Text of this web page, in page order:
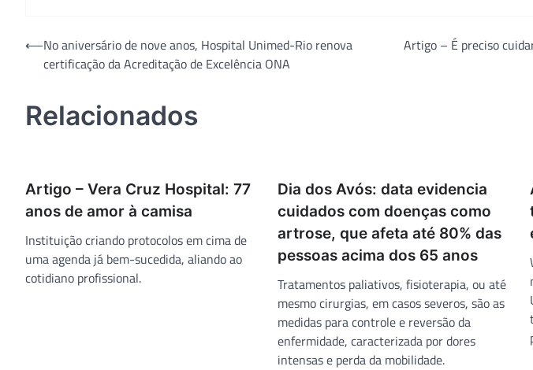
Navegação
⟵No aniversário de nove anos, Hospital Unimed-Rio renova
certificação da Acreditação de Excelência ONA
Artigo – É preciso
Relacionados
Artigo – Vera Cruz Hospital: 77
anos de amor à camisa
Instituição criando protocolos em cima de
uma agenda já bem-sucedida, aliando ao
cotidiano profissional.
Dia dos Avós: data evidencia
cuidados com doenças como
artrose, que afeta até 80% das
pessoas acima dos 65 anos
Tratamentos paliativos, fisioterapia, ou até
mesmo cirurgias, em casos severos, são as
medidas para controle e reversão da
enfermidade, caracterizada por dores
intensas e perda da mobilidade.